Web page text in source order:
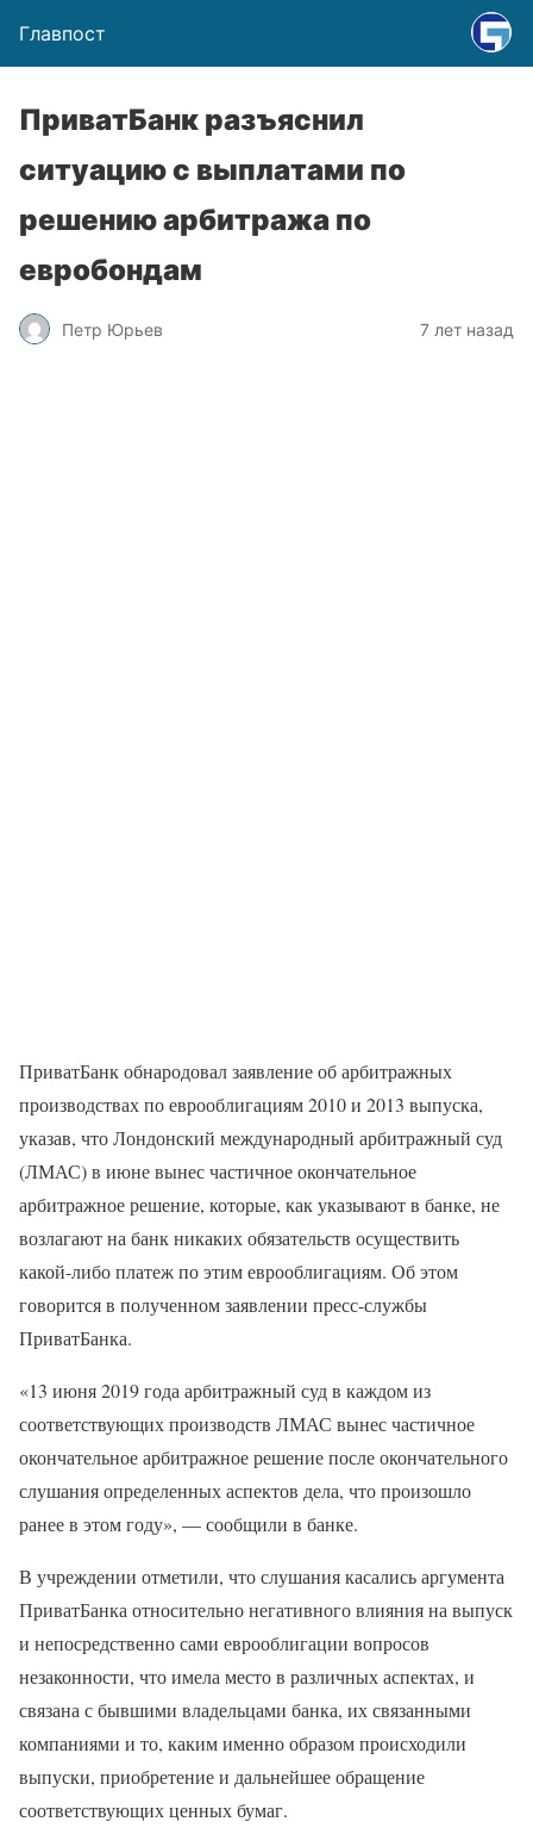
Главпост
ПриватБанк разъяснил
ситуацию с выплатами по
решению арбитража по
евробондам
Петр Юрьев 7 лет назад
ПриватБанк обнародовал заявление об арбитражных
производствах по еврооблигациям 2010 и 2013 выпуска,
указав, что Лондонский международный арбитражный суд
(ЛМАС) в июне вынес частичное окончательное
арбитражное решение, которые, как указывают в банке, не
возлагают на банк никаких обязательств осуществить
какой-либо платеж по этим еврооблигациям. Об этом
говорится в полученном заявлении пресс-службы
ПриватБанка.
«13 июня 2019 года арбитражный суд в каждом из
соответствующих производств ЛМАС вынес частичное
окончательное арбитражное решение после окончательного
слушания определенных аспектов дела, что произошло
ранее в этом году», — сообщили в банке.
В учреждении отметили, что слушания касались аргумента
ПриватБанка относительно негативного влияния на выпуск
и непосредственно сами еврооблигации вопросов
незаконности, что имела место в различных аспектах, и
связана с бывшими владельцами банка, их связанными
компаниями и то, каким именно образом происходили
выпуски, приобретение и дальнейшее обращение
соответствующих ценных бумаг.